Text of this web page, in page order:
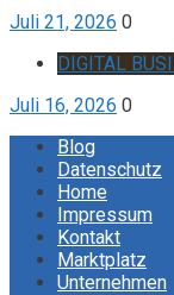
Juli 21, 2026 0
DIGITAL
Juli 16, 2026 0
Blog
Datenschutz
Home
Impressum
Kontakt
Marktplatz
Unternehmen